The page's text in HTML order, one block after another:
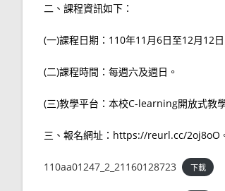
二、課程資訊如下：
(一)課程日期：110年11月6日至12月12日
(二)課程時間：每週六及週日。
(三)教學平台：本校C-learning開放式教
三、報名網址：https://reurl.cc/2oj8oO
110aa01247_2_21160128723 下載